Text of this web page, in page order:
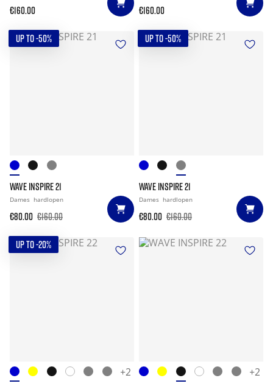
€160.00 €160.00
UP TO -50%
WAVE INSPIRE 21
Dames hardlopen
€80.00 €160.00
UP TO -50%
WAVE INSPIRE 21
Dames hardlopen
€80.00 €160.00
UP TO -20%
+2 +2